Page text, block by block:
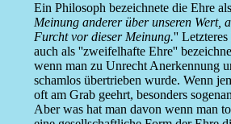
Ein Philosoph bezeichnete die Ehre
Meinung anderer über unseren Wert,
Furcht vor dieser Meinung.'' Letzteres
auch als ''zweifelhafte Ehre''
wenn man zu Unrecht Anerkennung
schamlos übertrieben wurde. Wenn
oft am Grab geehrt, besonders
Aber was hat man davon wenn man